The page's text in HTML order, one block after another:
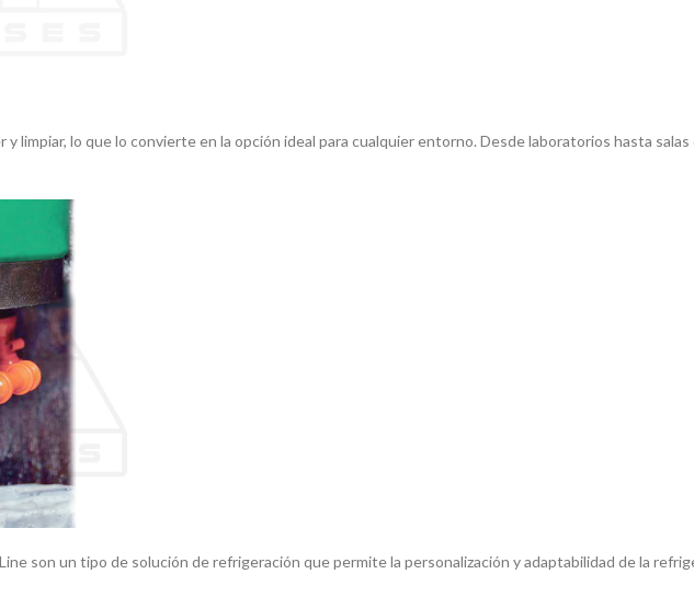
limpiar, lo que lo convierte en la opción ideal para cualquier entorno. Desde laboratorios hasta
son un tipo de solución de refrigeración que permite la personalización y adaptabilidad de la